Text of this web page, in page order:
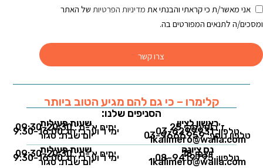
אני מאשר/ת כי קראתי והבנתי את מדיניות הפרטיות של האתר
ומסכים/ה לתנאים המפורטים בה.
צרו קשר
קלימרו – כי גם להם מגיע הטוב ביותר
הסניפים שלנו:
ראשון לציון
ז'בוטינסקי 25טלפון: 03-6299931
טלפון נוסף: 03-9666959
1kalimero@walla.com
שעות פעילותימים א'-ה': 09:30-20:30
ימי ו' וערבי חג 9:30-16:00
יום שבת: סגור
נס ציונה
ויצמן 18טלפון: 08-9419795
1kalimero@walla.com
שעות פעילותימים א'-ה': 09:30-20:30
ימי ו' וערבי חג 9:30-16:00
יום שבת: סגור